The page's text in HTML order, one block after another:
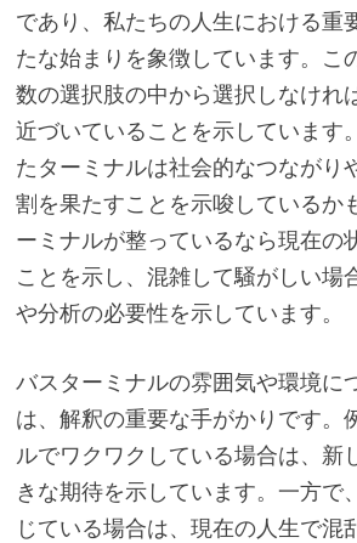
であり、私たちの人生における重
たな始まりを象徴しています。こ
数の選択肢の中から選択しなけれ
近づいていることを示しています
たターミナルは社会的なつながり
割を果たすことを示唆しているか
ーミナルが整っているなら現在の
ことを示し、混雑して騒がしい場
や分析の必要性を示しています。
バスターミナルの雰囲気や環境に
は、解釈の重要な手がかりです。
ルでワクワクしている場合は、新
きな期待を示しています。一方で
じている場合は、現在の人生で混